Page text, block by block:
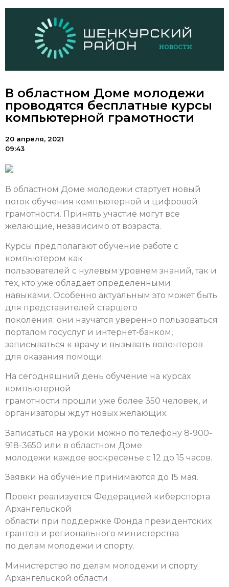
В областном Доме молодежи
проводятся бесплатные курсы
компьютерной грамотности
20 апреля, 2021
09:43
В областном Доме молодежи стартует новый
поток обучения компьютерной и цифровой
грамотности. Принять участие могут все
желающие, независимо от возраста.
Курсы предполагают обучение работе с
компьютером как
пользователей с нулевым уровнем знаний, так и
тех, кто уже обладает определенными
навыками. Особенно актуальным это может быть
для представителей старшего
поколения: они научатся уверенно пользоваться
порталом госуслуг и интернет-банком,
записываться к врачу и вызывать волонтеров
для оказания помощи.
На сегодняшний день обучение на курсах
компьютерной
грамотности прошли уже более 350 человек, и
организаторы ждут новых желающих.
Записаться на уроки можно по телефону 8-900-
918-3650 или в областном Доме
молодежи каждое воскресенье с 12 до 15 часов.
Заявки на обучение принимаются до 15 мая.
Проект реализуется Федерацией киберспорта
Архангельской
области при поддержке Фонда президентских
грантов и регионального министерства
по делам молодежи и спорту.
Министерство по делам молодежи и спорту
Архангельской области